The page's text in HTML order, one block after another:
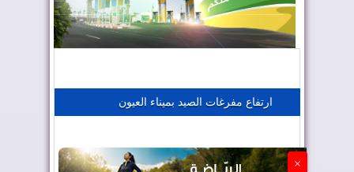
ارتفاع مفرغات الصيد بميناء العيون
×